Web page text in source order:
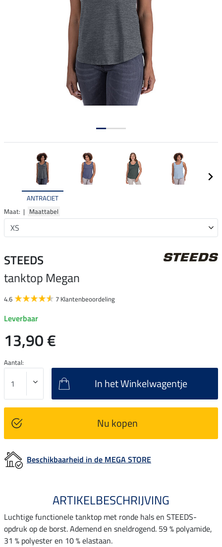
ANTRACIET
Maat: | Maattabel
STEEDS
tanktop Megan
4.6 7 Klantenbeoordeling
Leverbaar
13,90 €
Aantal:
In het Winkelwagentje
Nu kopen
Beschikbaarheid in de MEGA STORE
ARTIKELBESCHRIJVING
Luchtige functionele tanktop met ronde hals en STEEDS-
opdruk op de borst. Ademend en sneldrogend. 59 % polyamide,
31 % polyester en 10 % elastaan.